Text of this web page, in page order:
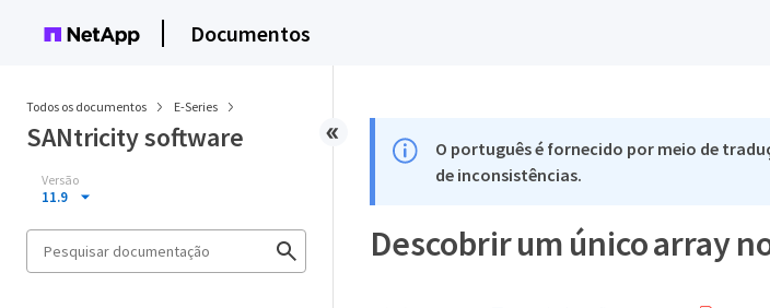
Documentos
Todos os documentos E-Series
SANtricity software
Versão
11.9
O português é fornecido por meio de
de inconsistências.
Descobrir um único array